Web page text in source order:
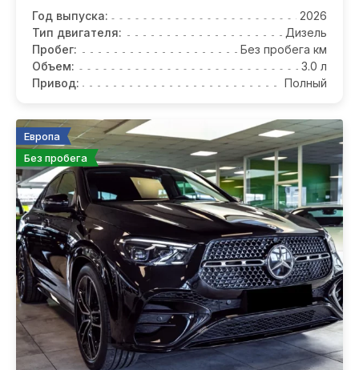
Год выпуска:
2026
Тип двигателя:
Дизель
Пробег:
Без пробега км
Объем:
3.0 л
Привод:
Полный
Европа
Без пробега